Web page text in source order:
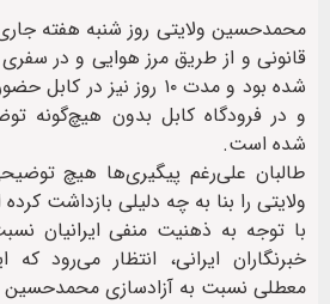
محمدحسین ولایتی روز شنبه هفته
قانونی و از طریق مرز هوایی و در سفری
شده بود و مدت ۱۰ روز نیز
و در فرودگاه کابل بدون هیچ‌گونه
شده است.
طالبان علی‌رغم پیگیری‌ها هیچ
ولایتی را بنا به چه دلیلی بازداشت
با توجه به ذهنیت منفی ایرانیان
خبرنگاران ایرانی، انتظار می‌رود
معطلی نسبت به آزادسازی محمدحسین